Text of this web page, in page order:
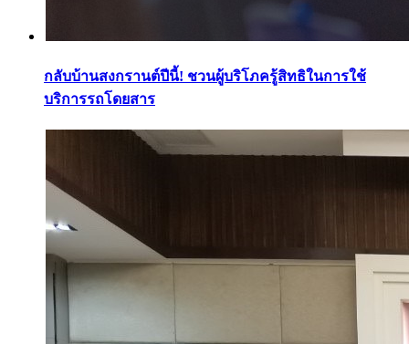
กลับบ้านสงกรานต์ปีนี้! ชวนผู้บริโภครู้สิทธิในการใช้
บริการรถโดยสาร